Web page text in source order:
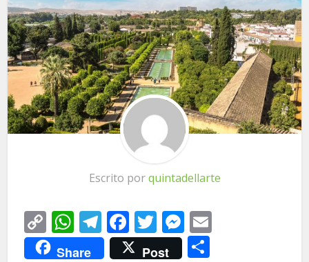
Escrito porquintadellarte
Copy
Link
WhatsApp
Telegram
Facebook
TwitterMessenger
Share Post